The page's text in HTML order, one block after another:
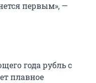
первым», —
года рубль с
плавное